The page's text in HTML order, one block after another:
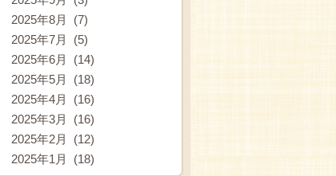
2025年8月 (7)
2025年7月 (5)
2025年6月 (14)
2025年5月 (18)
2025年4月 (16)
2025年3月 (16)
2025年2月 (12)
2025年1月 (18)